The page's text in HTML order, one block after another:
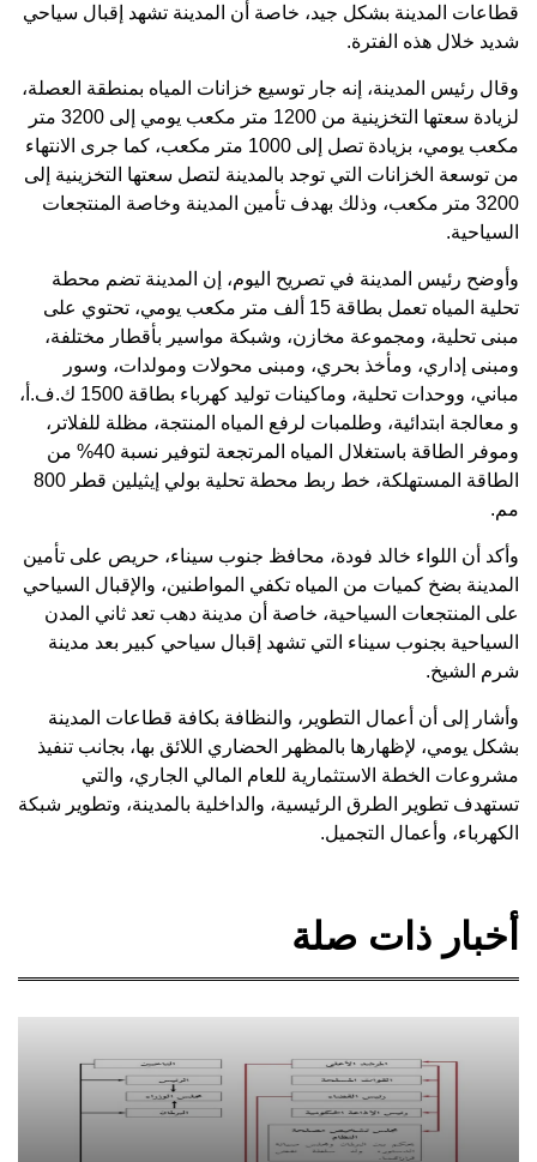
قطاعات المدينة بشكل جيد، خاصة أن المدينة تشهد إقبال سياحي
شديد خلال هذه الفترة.
وقال رئيس المدينة، إنه جار توسيع خزانات المياه بمنطقة العصلة،
لزيادة سعتها التخزينية من 1200 متر مكعب يومي إلى 3200 متر
مكعب يومي، بزيادة تصل إلى 1000 متر مكعب، كما جرى الانتهاء
من توسعة الخزانات التي توجد بالمدينة لتصل سعتها التخزينية إلى
3200 متر مكعب، وذلك بهدف تأمين المدينة وخاصة المنتجعات
السياحية.
وأوضح رئيس المدينة في تصريح اليوم، إن المدينة تضم محطة
تحلية المياه تعمل بطاقة 15 ألف متر مكعب يومي، تحتوي على
مبنى تحلية، ومجموعة مخازن، وشبكة مواسير بأقطار مختلفة،
ومبنى إداري، ومأخذ بحري، ومبنى محولات ومولدات، وسور
مباني، ووحدات تحلية، وماكينات توليد كهرباء بطاقة 1500 ك.ف.أ،
و معالجة ابتدائية، وطلمبات لرفع المياه المنتجة، مظلة للفلاتر،
وموفر الطاقة باستغلال المياه المرتجعة لتوفير نسبة 40% من
الطاقة المستهلكة، خط ربط محطة تحلية بولي إيثيلين قطر 800
مم.
وأكد أن اللواء خالد فودة، محافظ جنوب سيناء، حريص على تأمين
المدينة بضخ كميات من المياه تكفي المواطنين، والإقبال السياحي
على المنتجعات السياحية، خاصة أن مدينة دهب تعد ثاني المدن
السياحية بجنوب سيناء التي تشهد إقبال سياحي كبير بعد مدينة
شرم الشيخ.
وأشار إلى أن أعمال التطوير، والنظافة بكافة قطاعات المدينة
بشكل يومي، لإظهارها بالمظهر الحضاري اللائق بها، بجانب تنفيذ
مشروعات الخطة الاستثمارية للعام المالي الجاري، والتي
تستهدف تطوير الطرق الرئيسية، والداخلية بالمدينة، وتطوير شبكة
الكهرباء، وأعمال التجميل.
أخبار ذات صلة